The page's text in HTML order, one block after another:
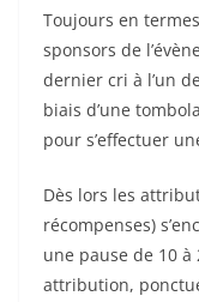
Toujours en
sponsors de
dernier cri à l’un
biais d’une
pour s’effectuer
Dès lors les
récompenses)
une pause de 10
attribution,